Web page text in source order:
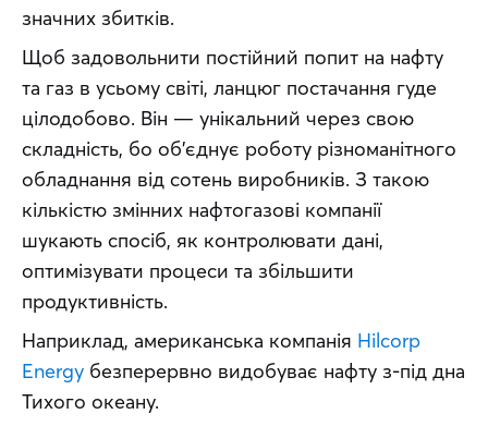
значних збитків.
Щоб задовольнити постійний попит на нафту
та газ в усьому світі, ланцюг постачання гуде
цілодобово. Він — унікальний через свою
складність, бо об’єднує роботу різноманітного
обладнання від сотень виробників. З такою
кількістю змінних нафтогазові компанії
шукають спосіб, як контролювати дані,
оптимізувати процеси та збільшити
продуктивність.
Наприклад, американська компанія Hilcorp
Energy безперервно видобуває нафту з-під дна
Тихого океану.